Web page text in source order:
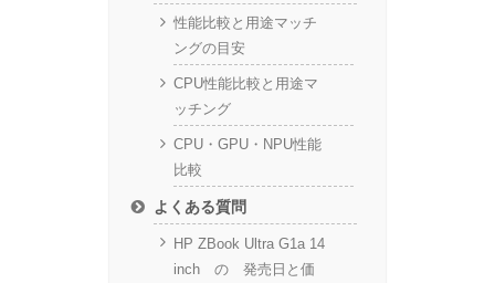
性能比較と用途マッチ
ングの目安
CPU性能比較と用途マ
ッチング
CPU・GPU・NPU性能
比較
よくある質問
HP ZBook Ultra G1a 14
inch の 発売日と価